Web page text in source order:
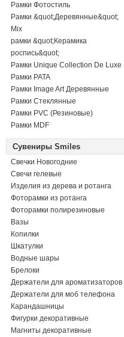
Рамки Фотостиль
Рамки &quot;Деревянные&quot;
Mix
рамки &quot;Керамика
роспись&quot;
Рамки Unique Collection De Luxe
Рамки PATA
Рамки Image Art Деревянные
Рамки Стеклянные
Рамки PVC (Резиновые)
Рамки MDF
Сувениры Smiles
Свечки Новогодние
Свечи гелевые
Изделия из дерева и ротанга
Фоторамки из ротанга
Фоторамки полирезиновые
Вазы
Копилки
Шкатулки
Водные шары
Брелоки
Держатели для ароматизаторов
Держатели для моб телефона
Карандашницы
Фигурки декоративные
Магниты декоративные